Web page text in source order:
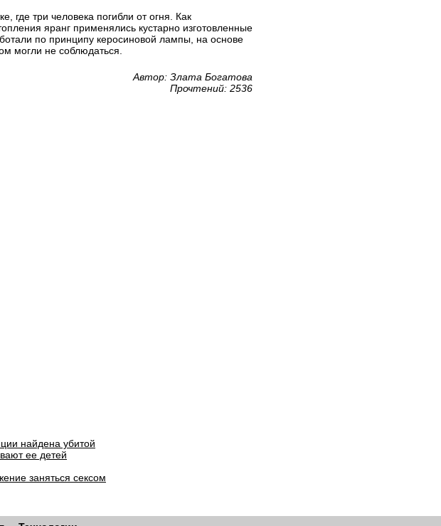
где три человека погибли от огня. Как
яранг применялись кустарно изготовленные
по принципу керосиновой лампы, на основе
могли не соблюдаться.
Автор: Злата Богатова
Прочтений: 2536
найдена убитой
ее детей
заняться сексом